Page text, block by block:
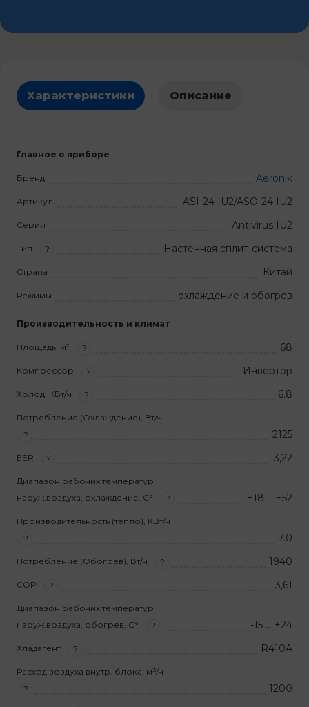
Характеристики Описание
Главное о приборе
Бренд Aeronik
Артикул ASI-24 IU2/ASO-24 IU2
Серия Antivirus IU2
Тип ? Настенная сплит-система
Страна Китай
Режимы охлаждение и обогрев
Производительность и климат
Площадь, м² ? 68
Компрессор ? Инвертор
Холод, КВт/ч ? 6.8
Потребление (Охлаждение), Вт/ч
?
2125
EER ? 3,22
Диапазон рабочих температур
наруж.воздуха, охлаждение, С°
? +18 … +52
Производительность (тепло), КВт/ч
?
7.0
Потребление (Обогрев), Вт/ч ? 1940
COP ? 3,61
Диапазон рабочих температур
наруж.воздуха, обогрев, С°
? -15 … +24
Хладагент ? R410A
Расход воздуха внутр. блока, м³/ч
?
1200